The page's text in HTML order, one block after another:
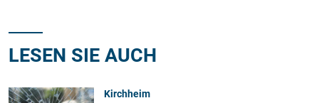
LESEN SIE AUCH
Kirchheim